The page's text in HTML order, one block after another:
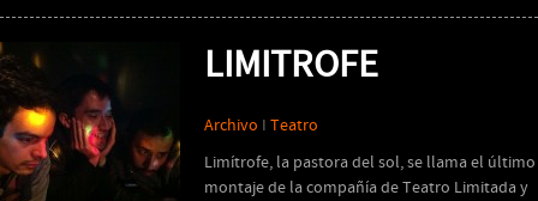
LIMITROFE
Archivo I Teatro
Limítrofe, la pastora del sol, se llama el último
montaje de la compañía de Teatro Limitada y